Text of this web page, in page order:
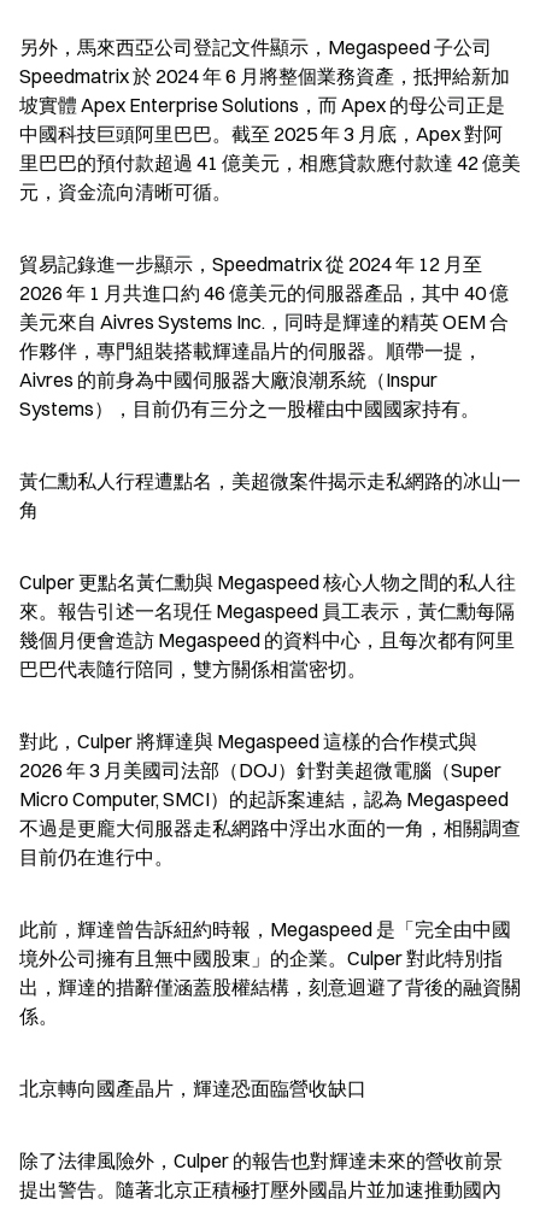
另外，馬來西亞公司登記文件顯示，Megaspeed 子公司
Speedmatrix 於 2024 年 6 月將整個業務資產，抵押給新加
坡實體 Apex Enterprise Solutions，而 Apex 的母公司正是
中國科技巨頭阿里巴巴。截至 2025 年 3 月底，Apex 對阿
里巴巴的預付款超過 41 億美元，相應貸款應付款達 42 億美
元，資金流向清晰可循。
貿易記錄進一步顯示，Speedmatrix 從 2024 年 12 月至
2026 年 1 月共進口約 46 億美元的伺服器產品，其中 40 億
美元來自 Aivres Systems Inc.，同時是輝達的精英 OEM 合
作夥伴，專門組裝搭載輝達晶片的伺服器。順帶一提，
Aivres 的前身為中國伺服器大廠浪潮系統（Inspur
Systems），目前仍有三分之一股權由中國國家持有。
黃仁勳私人行程遭點名，美超微案件揭示走私網路的冰山一
角
Culper 更點名黃仁勳與 Megaspeed 核心人物之間的私人往
來。報告引述一名現任 Megaspeed 員工表示，黃仁勳每隔
幾個月便會造訪 Megaspeed 的資料中心，且每次都有阿里
巴巴代表隨行陪同，雙方關係相當密切。
對此，Culper 將輝達與 Megaspeed 這樣的合作模式與
2026 年 3 月美國司法部（DOJ）針對美超微電腦（Super
Micro Computer, SMCI）的起訴案連結，認為 Megaspeed
不過是更龐大伺服器走私網路中浮出水面的一角，相關調查
目前仍在進行中。
此前，輝達曾告訴紐約時報，Megaspeed 是「完全由中國
境外公司擁有且無中國股東」的企業。Culper 對此特別指
出，輝達的措辭僅涵蓋股權結構，刻意迴避了背後的融資關
係。
北京轉向國產晶片，輝達恐面臨營收缺口
除了法律風險外，Culper 的報告也對輝達未來的營收前景
提出警告。隨著北京正積極打壓外國晶片並加速推動國內